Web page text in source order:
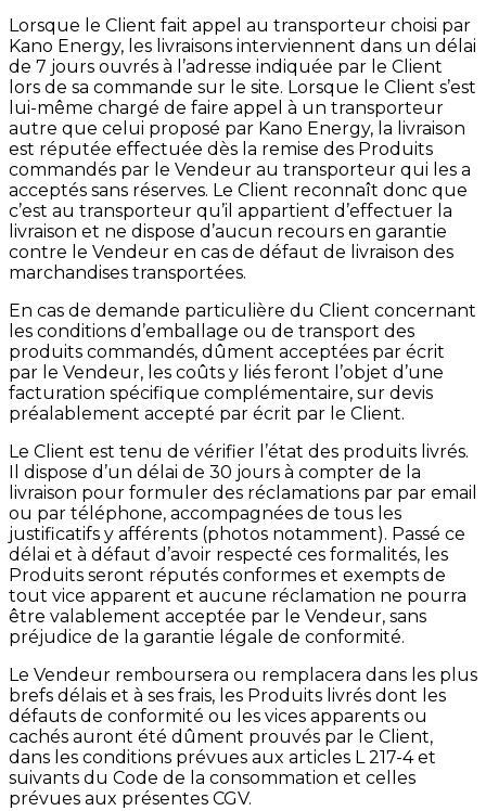
Lorsque le Client fait appel au transporteur choisi par
Kano Energy, les livraisons interviennent dans un délai
de 7 jours ouvrés à l’adresse indiquée par le Client
lors de sa commande sur le site. Lorsque le Client s’est
lui-même chargé de faire appel à un transporteur
autre que celui proposé par Kano Energy, la livraison
est réputée effectuée dès la remise des Produits
commandés par le Vendeur au transporteur qui les a
acceptés sans réserves. Le Client reconnaît donc que
c’est au transporteur qu’il appartient d’effectuer la
livraison et ne dispose d’aucun recours en garantie
contre le Vendeur en cas de défaut de livraison des
marchandises transportées.
En cas de demande particulière du Client concernant
les conditions d’emballage ou de transport des
produits commandés, dûment acceptées par écrit
par le Vendeur, les coûts y liés feront l’objet d’une
facturation spécifique complémentaire, sur devis
préalablement accepté par écrit par le Client.
Le Client est tenu de vérifier l’état des produits livrés.
Il dispose d’un délai de 30 jours à compter de la
livraison pour formuler des réclamations par par email
ou par téléphone, accompagnées de tous les
justificatifs y afférents (photos notamment). Passé ce
délai et à défaut d’avoir respecté ces formalités, les
Produits seront réputés conformes et exempts de
tout vice apparent et aucune réclamation ne pourra
être valablement acceptée par le Vendeur, sans
préjudice de la garantie légale de conformité.
Le Vendeur remboursera ou remplacera dans les plus
brefs délais et à ses frais, les Produits livrés dont les
défauts de conformité ou les vices apparents ou
cachés auront été dûment prouvés par le Client,
dans les conditions prévues aux articles L 217-4 et
suivants du Code de la consommation et celles
prévues aux présentes CGV.